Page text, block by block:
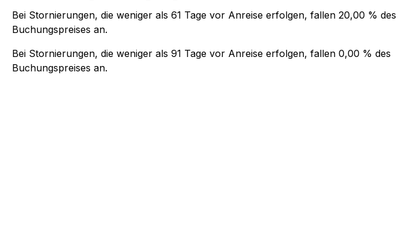
Bei Stornierungen, die weniger als 61 Tage vor Anreise erfolgen, fallen 20,00 % des
Buchungspreises an.
Bei Stornierungen, die weniger als 91 Tage vor Anreise erfolgen, fallen 0,00 % des
Buchungspreises an.